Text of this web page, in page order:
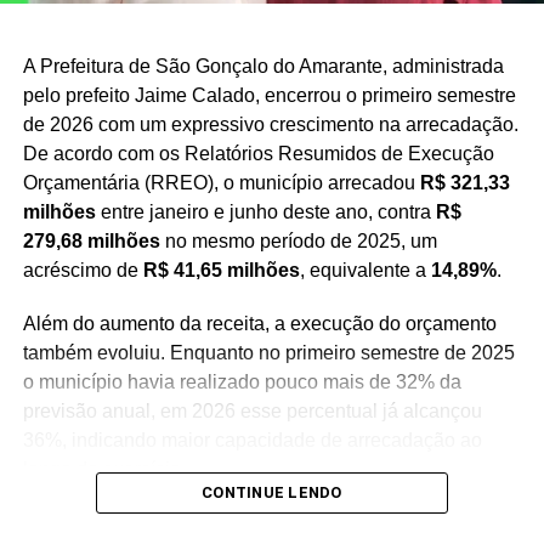
A Prefeitura de São Gonçalo do Amarante, administrada
pelo prefeito Jaime Calado, encerrou o primeiro semestre
de 2026 com um expressivo crescimento na arrecadação.
De acordo com os Relatórios Resumidos de Execução
Orçamentária (RREO), o município arrecadou R$ 321,33
milhõesentre janeiro e junho deste ano, contra R$
279,68 milhõesno mesmo período de 2025, um
acréscimo de R$ 41,65 milhões, equivalente a 14,89%.
Além do aumento da receita, a execução do orçamento
também evoluiu. Enquanto no primeiro semestre de 2025
o município havia realizado pouco mais de 32% da
previsão anual, em 2026 esse percentual já alcançou
longo do exercício.
CONTINUE LENDO